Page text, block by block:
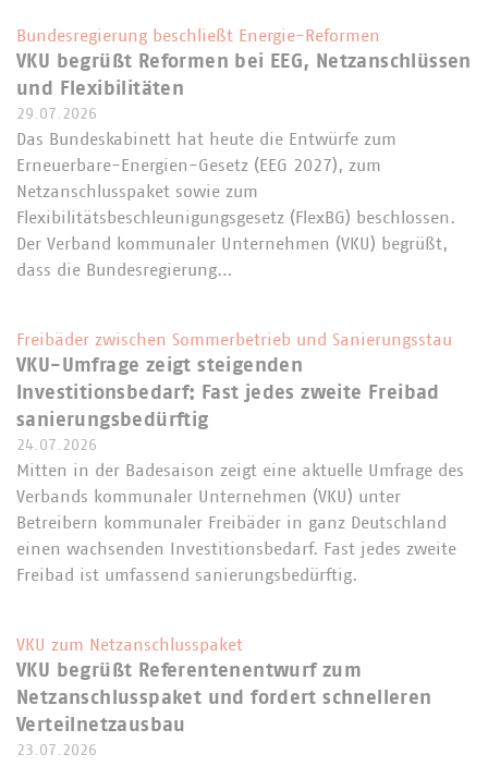
Bundesregierung beschließt Energie-Reformen
VKU begrüßt Reformen bei EEG, Netzanschlüssen
und Flexibilitäten
29.07.2026
Das Bundeskabinett hat heute die Entwürfe zum
Erneuerbare-Energien-Gesetz (EEG 2027), zum
Netzanschlusspaket sowie zum
Flexibilitätsbeschleunigungsgesetz (FlexBG) beschlossen.
Der Verband kommunaler Unternehmen (VKU) begrüßt,
dass die Bundesregierung…
Freibäder zwischen Sommerbetrieb und Sanierungsstau
VKU-Umfrage zeigt steigenden
Investitionsbedarf: Fast jedes zweite Freibad
sanierungsbedürftig
24.07.2026
Mitten in der Badesaison zeigt eine aktuelle Umfrage des
Verbands kommunaler Unternehmen (VKU) unter
Betreibern kommunaler Freibäder in ganz Deutschland
einen wachsenden Investitionsbedarf. Fast jedes zweite
Freibad ist umfassend sanierungsbedürftig.
VKU zum Netzanschlusspaket
VKU begrüßt Referentenentwurf zum
Netzanschlusspaket und fordert schnelleren
Verteilnetzausbau
23.07.2026